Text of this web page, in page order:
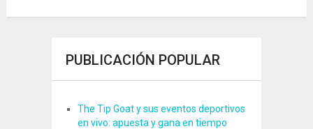
PUBLICACIÓN POPULAR
The Tip Goat y sus eventos deportivos
en vivo: apuesta y gana en tiempo